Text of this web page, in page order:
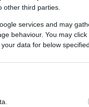
other third parties.
services and may
behaviour. You may
data for below
καλλιτέχνης,
να κάνουν
κατασκευές,